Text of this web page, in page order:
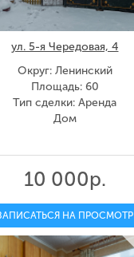
ул. 5-я Чередовая, 4
Округ: Ленинский
Площадь: 60
Тип сделки: Аренда
Дом
10 000р.
НА ПРОСМОТР